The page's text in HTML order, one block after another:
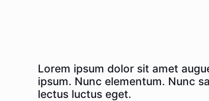
Lorem ipsum dolor sit amet
ipsum. Nunc elementum. Nunc
lectus luctus eget.